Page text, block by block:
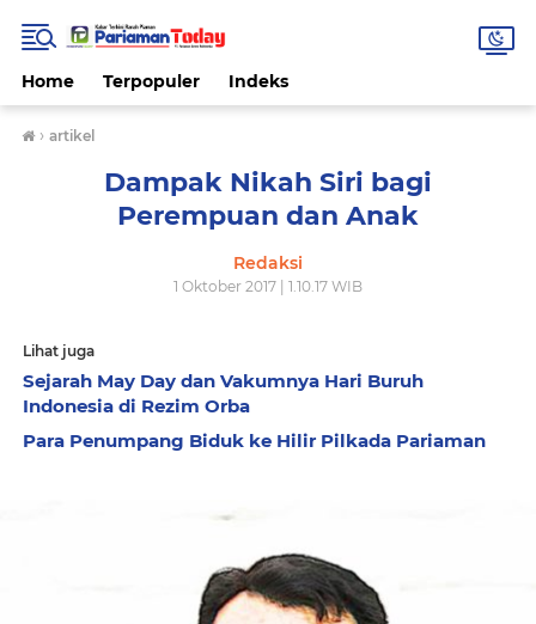
Home Terpopuler Indeks
› artikel
Dampak Nikah Siri bagi
Perempuan dan Anak
Redaksi
1 Oktober 2017 | 1.10.17 WIB
Lihat juga
Sejarah May Day dan Vakumnya Hari Buruh
Indonesia di Rezim Orba
Para Penumpang Biduk ke Hilir Pilkada Pariaman